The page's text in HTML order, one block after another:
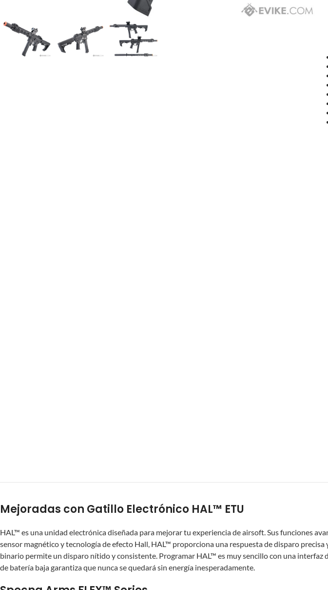
Mejoradas con Gatillo Electrónico HAL™ ETU
HAL™ es una unidad electrónica diseñada para mejorar tu experiencia de airsoft. Sus funciones
sensor magnético y tecnología de efecto Hall, HAL™ proporciona una respuesta de disparo
binario permite un disparo nítido y consistente. Programar HAL™ es muy sencillo con una
de batería baja garantiza que nunca se quedará sin energía inesperadamente.